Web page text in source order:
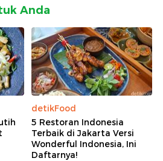
Anda
detikFood
5 Restoran Indonesia
Terbaik di Jakarta Versi
Wonderful Indonesia, Ini
Daftarnya!